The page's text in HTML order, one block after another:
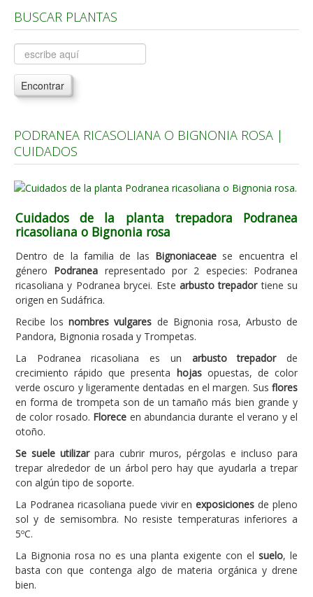
Árboles, Cicas y Palmeras de la G a la Z
Plantas Anuales y Perennes
Plantas Bulbosas y Acuáticas
Plantas de Interior
Plantas Aromáticas y de Huerto
Plantas Carnívoras y Orquídeas
Consejos
Hemisferio Norte
Hemisferio Sur
Enfermedades
Animales
Carencias
Fotos
Flores y Plantas
Árboles y Palmeras
Arbustos y Trepadoras
Cactus y Suculentas
BUSCAR PLANTAS
Encontrar
PODRANEA RICASOLIANA O BIGNONIA ROSA |
CUIDADOS
Cuidados de la planta trepadora Podranea
ricasoliana o Bignonia rosa
Dentro de la familia de las Bignoniaceae se encuentra el
género Podranea representado por 2 especies: Podranea
ricasoliana y Podranea brycei. Este arbusto trepadortiene su
origen en Sudáfrica.
Recibe losnombres vulgares de Bignonia rosa, Arbusto de
Pandora, Bignonia rosada y Trompetas.
La Podranea ricasoliana es un arbusto trepadorde
crecimiento rápido que presenta hojasopuestas, de color
verde oscuro y ligeramente dentadas en el margen. Sus flores
en forma de trompeta son de un tamaño más bien grande y
de color rosado. Florece en abundancia durante el verano y el
otoño.
Se suele utilizarpara cubrir muros, pérgolas e incluso para
trepar alrededor de un árbol pero hay que ayudarla a trepar
con algún tipo de soporte.
La Podranea ricasoliana puede vivir enexposiciones de pleno
sol y de semisombra. No resiste temperaturas inferiores a
5ºC.
La Bignonia rosa no es una planta exigente con el suelo, le
basta con que contenga algo de materia orgánica y drene
bien.